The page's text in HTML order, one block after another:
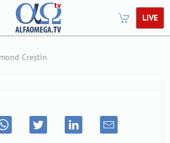
LIVE
Creștin